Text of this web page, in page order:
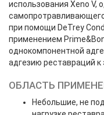
использования Xeno V,
при помощи DeTrey
применением
однокомпонентной
адгезию реставраций к
ОБЛАСТЬ
Небольшие, не